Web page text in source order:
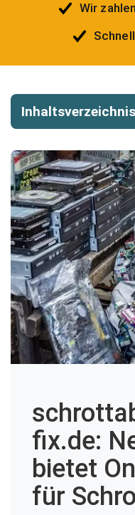
Wir
Inhaltsverzeichnis
fix.de:
bietet
für